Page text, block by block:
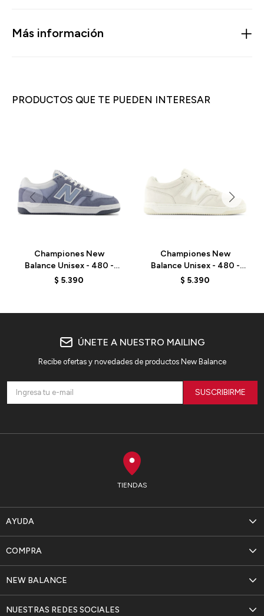
Más información
PRODUCTOS QUE TE PUEDEN INTERESAR
Championes New
Balance Unisex - 480 -
BB480LEB - ARCTIC
$ 5.390
Championes New
Balance Unisex - 480 -
BB480LDS - LINEN
$ 5.390
TIENDAS
AYUDA
NEW BALANCE
COMPRA
NUESTRAS REDES SOCIALES
ÚNETE A NUESTRO MAILING
Recibe ofertas y novedades de productos New Balance
SUSCRIBIRME